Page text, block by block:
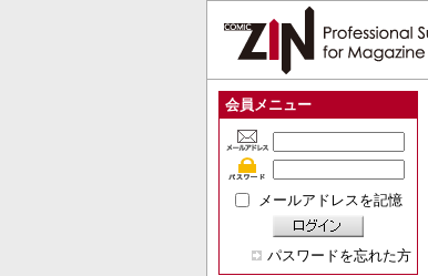
会員メニュー
メールアドレスを記憶
パスワードを忘れた方